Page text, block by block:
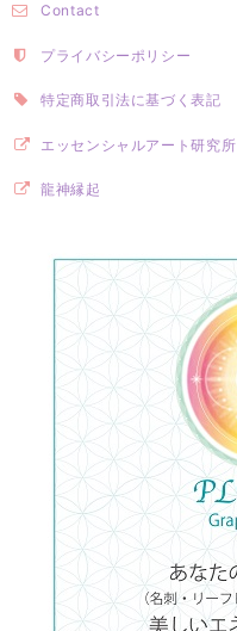
Contact
プライバシーポリシー
特定商取引法に基づく表記
エッセンシャルアート研究所
龍神縁起